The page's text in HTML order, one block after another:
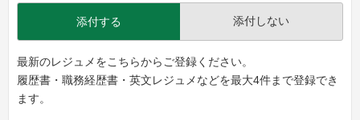
添付する 添付しない
最新のレジュメをこちらからご登録ください。
履歴書・職務経歴書・英文レジュメなどを最大4件まで登録でき
ます。